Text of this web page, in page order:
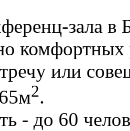
зала в
комфортных
или
2.
- до 60